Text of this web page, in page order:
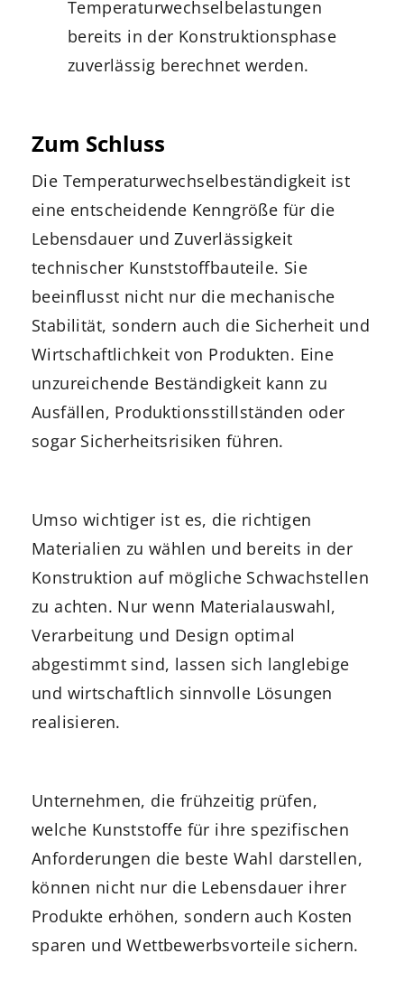
Temperaturwechselbelastungen
bereits in der Konstruktionsphase
zuverlässig berechnet werden.
Zum Schluss
Die Temperaturwechselbeständigkeit ist
eine entscheidende Kenngröße für die
Lebensdauer und Zuverlässigkeit
technischer Kunststoffbauteile. Sie
beeinflusst nicht nur die mechanische
Stabilität, sondern auch die Sicherheit und
Wirtschaftlichkeit von Produkten. Eine
unzureichende Beständigkeit kann zu
Ausfällen, Produktionsstillständen oder
sogar Sicherheitsrisiken führen.
Umso wichtiger ist es, die richtigen
Materialien zu wählen und bereits in der
Konstruktion auf mögliche Schwachstellen
zu achten. Nur wenn Materialauswahl,
Verarbeitung und Design optimal
abgestimmt sind, lassen sich langlebige
und wirtschaftlich sinnvolle Lösungen
realisieren.
Unternehmen, die frühzeitig prüfen,
welche Kunststoffe für ihre spezifischen
Anforderungen die beste Wahl darstellen,
können nicht nur die Lebensdauer ihrer
Produkte erhöhen, sondern auch Kosten
sparen und Wettbewerbsvorteile sichern.